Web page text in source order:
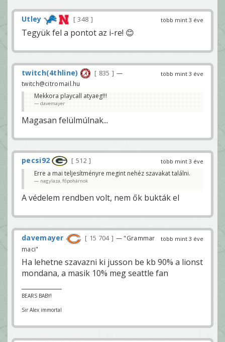
több mint 3 éve
Utley 348
Tegyük fel a pontot az i-re! 😊
több mint 3 éve
twitch(4thline) 835
—
twitch@citromail.hu
Mekkora playcall atyaeg!!!
davemayer
Magasan felülmúlnak...
több mint 3 éve
pecsi92
512
Erre a mai teljesítményre megint nehéz szavakat találni.
nagylaza, főpohárnok
A védelem rendben volt, nem ők bukták el
több mint 3 éve
davemayer 15 704
— "Grammar
maci"
Ha lehetne szavazni ki jusson be kb 90% a lionst
mondana, a masik 10% meg seattle fan
BEARS BABY!
Sir Alex immortal